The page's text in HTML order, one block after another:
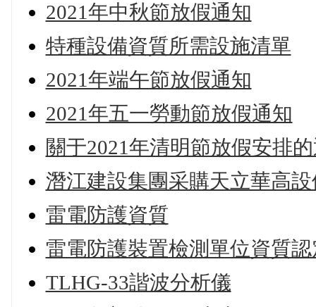
2021年中秋節放假通知
特種設備資質所需設施清單
2021年端午節放假通知
2021年五一勞動節放假通知
關于2021年清明節放假安排
潛江建設集團采購天立華高
雷電防護資質
雷電防護裝置檢測單位資質
TLHG-33諧波分析儀